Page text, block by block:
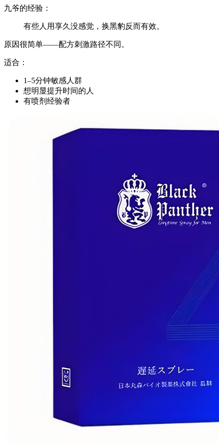
九爷的经验：
有些人用享久没感觉，换黑豹反而有效。
原因很简单——配方刺激路径不同。
适合：
1–5分钟敏感人群
想明显提升时间的人
有喷剂经验者